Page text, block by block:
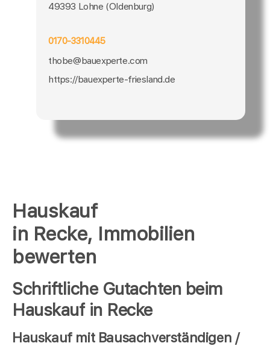
Hauskauf
in Recke, Immobilien
bewerten
Schriftliche Gutachten beim
Hauskauf in Recke
Hauskauf mit Bausachverständigen /
49393 Lohne (Oldenburg)
0170-3310445
thobe@bauexperte.com
https://bauexperte-friesland.de